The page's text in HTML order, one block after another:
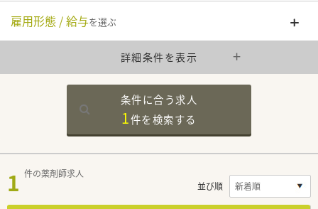
雇用形態 / 給与を選ぶ
詳細条件を表示
条件に合う求人
1件を検索する
1 件の薬剤師求人
並び順